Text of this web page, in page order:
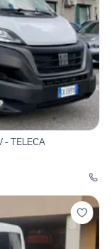
- TELECA